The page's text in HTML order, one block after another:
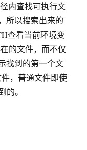
内查找可执行文
所以搜索出来的
查看当前环境变
的文件，而不仅
找到的第一个文
，普通文件即使
的。